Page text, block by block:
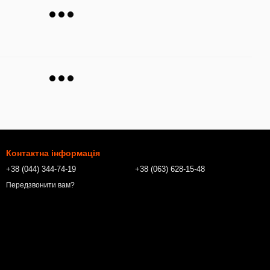
Контактна інформація
+38 (044) 344-74-19
Передзвонити вам?
+38 (063) 628-15-48